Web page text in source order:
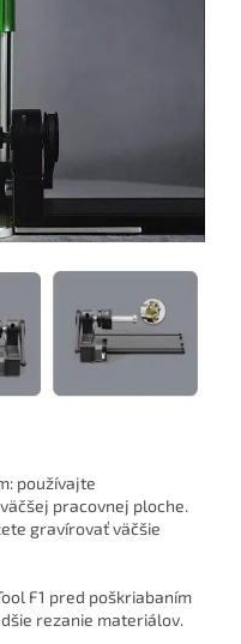
používajte
pracovnej ploche.
gravírovať väčšie
F1 pred poškriabaním
rezanie materiálov.